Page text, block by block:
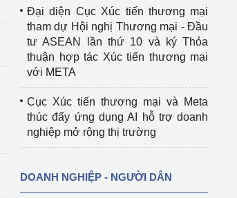
Đại diện Cục Xúc tiến thương mại
tham dự Hội nghị Thương mại - Đầu
tư ASEAN lần thứ 10 và ký Thỏa
thuận hợp tác Xúc tiến thương mại
với META
Cục Xúc tiến thương mại và Meta
thúc đẩy ứng dụng AI hỗ trợ doanh
nghiệp mở rộng thị trường
DOANH NGHIỆP - NGƯỜI DÂN